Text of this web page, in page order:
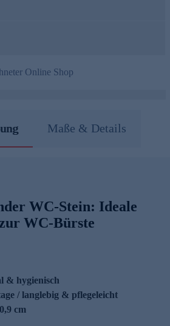
Online Shop
Maße & Details
WC-Stein: Ideale
WC-Bürste
& hygienisch
/ langlebig & pflegeleicht
cm